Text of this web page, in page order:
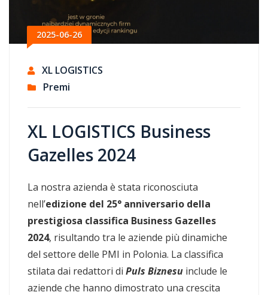
2025-06-26
XL LOGISTICS
Premi
XL LOGISTICS Business
Gazelles 2024
La nostra azienda è stata riconosciuta
nell’edizione del 25° anniversario della
prestigiosa classifica Business Gazelles
2024, risultando tra le aziende più dinamiche
del settore delle PMI in Polonia. La classifica
stilata dai redattori di Puls Biznesu include le
aziende che hanno dimostrato una crescita